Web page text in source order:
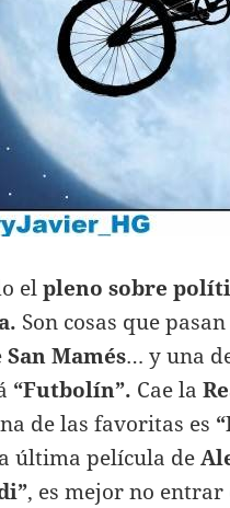
elpleno sobre
Son cosas que
San Mamés… y una
“Futbolín”. Cae la
de las favoritas es
última película de
, es mejor no